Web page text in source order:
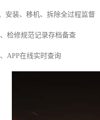
安装、移机、拆除全过程监督
检修规范记录存档备查
APP在线实时查询